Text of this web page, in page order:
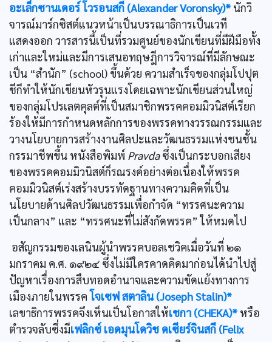
อะเล็กซานเดอร์ โวรอนสกี (Alexander Voronsky)* นักวิ
จารณ์มาร์กซิสต์แนวหน้าเป็นบรรณาธิการเป็นเวที
แสดงออก วารสารนี้เป็นที่รวมศูนย์ของนักเขียนที่มีฝีมือทั้ง
เก่าและใหม่และมีการเสนอทฤษฎีการวิจารณ์ที่มีลักษณะ
เป็น “สำนัก” (school) ขึ้นด้วย ความสำเร็จของกลุ่มโปปุต
ชีกีทำให้นักเขียนหัวรุนแรงโดยเฉพาะนักเขียนส่วนใหญ่
ของกลุ่มโปรเลตคุลต์ที่เป็นสมาชิกพรรคคอมมิวนิสต์เรียก
ร้องให้มีการกำหนดหลักการของพรรคทางวรรณกรรมและ
วางนโยบายการสร้างงานศิลปะและวัฒนธรรมแห่งชนชั้น
กรรมาชีพขึ้น หนังสือพิมพ์ Pravdaซึ่งเป็นกระบอกเสียง
ของพรรคคอมมิวนิสต์ก็รณรงค์อย่างต่อเนื่องให้พรรค
คอมมิวนิสต์เร่งสร้างบรรทัดฐานทางความคิดที่เป็น
นโยบายด้านศิลปวัฒนธรรมเพื่อกำจัด “ทรรศนะความ
เป็นกลาง” และ “ทรรศนะที่ไม่สังกัดพรรค” ให้หมดไป
อสัญกรรมของเลนินผู้นำพรรคบอลเชวิคเมื่อวันที่ ๒๑
มกราคม ค.ศ. ๑๙๒๔ ซึ่งไม่มีใครคาดคิดมาก่อนได้นำไปสู่
ปัญหาเรื่องการสืบทอดอำนาจและความขัดแย้งทางการ
เมืองภายในพรรคโจเซฟ สตาลิน (Joseph Stalin)*
เลขาธิการพรรคจึงเห็นเป็นโอกาสให้เชกา (CHEKA)* หรือ
ตำรวจลับซึ่งมีเฟลิกซ์ เอดมุนโดวิช ดเซียร์จินสกี (Felix